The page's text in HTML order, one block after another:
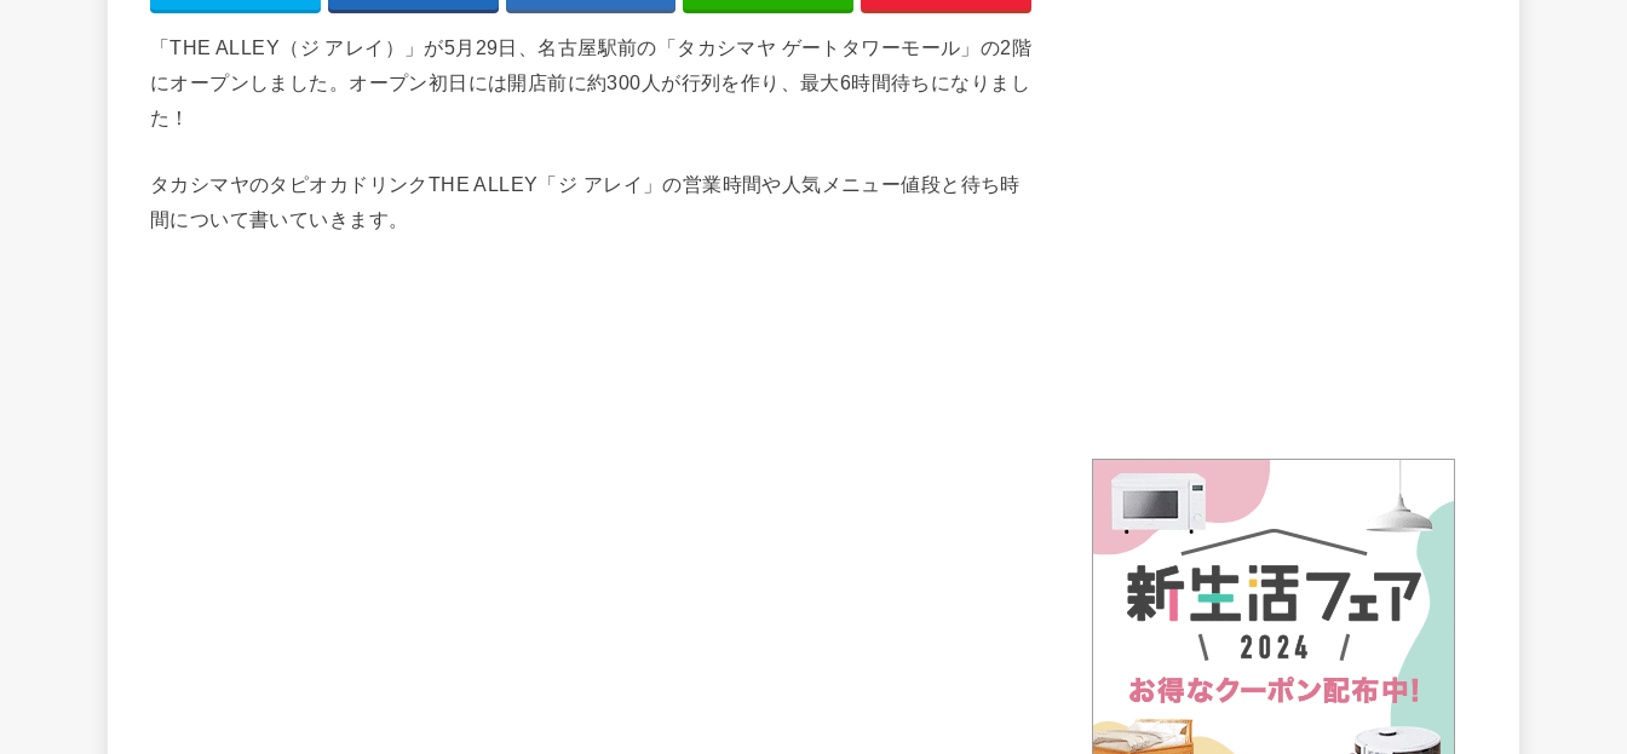
「THE ALLEY（ジ アレイ）」が5月29日、名古屋駅前の「タカシマヤ ゲートタワーモール」の2階
にオープンしました。オープン初日には開店前に約300人が行列を作り、最大6時間待ちになりまし
た！
タカシマヤのタピオカドリンクTHE ALLEY「ジ アレイ」の営業時間や人気メニュー値段と待ち時
間について書いていきます。